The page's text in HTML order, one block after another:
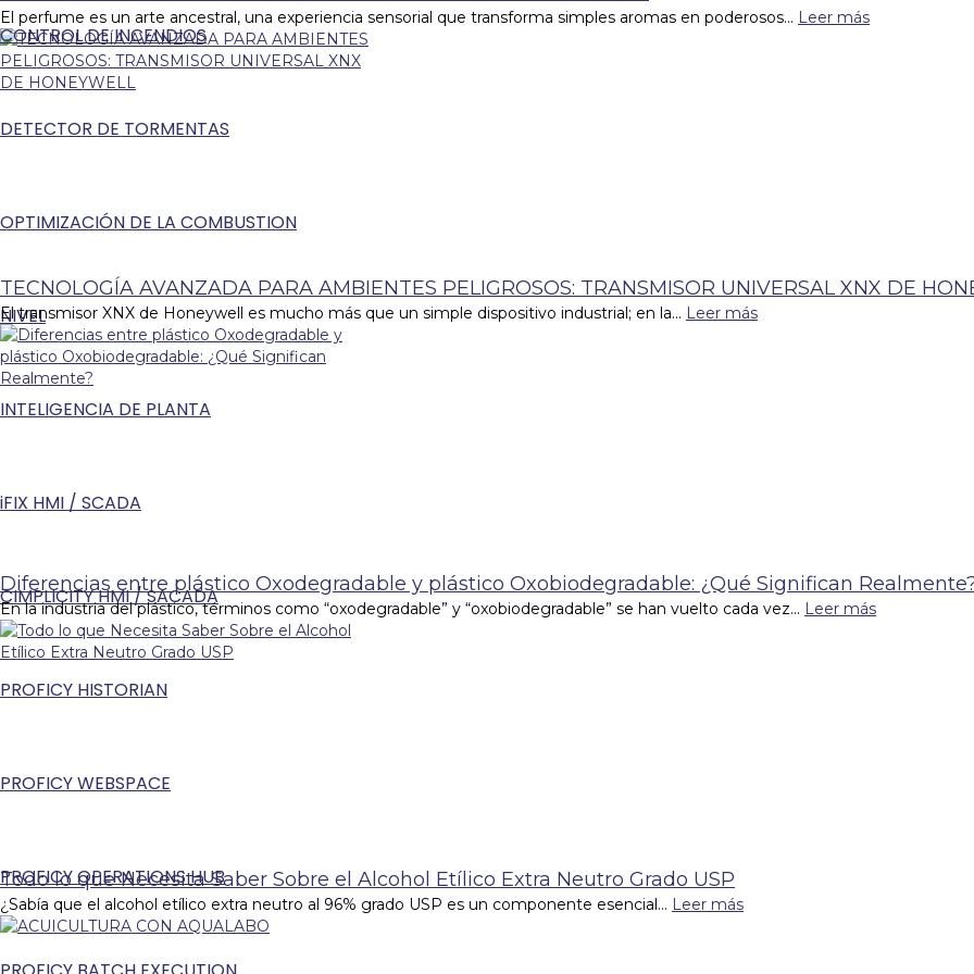
CONTROL DE INCENDIOS
DETECTOR DE TORMENTAS
OPTIMIZACIÓN DE LA COMBUSTION
NIVEL
INTELIGENCIA DE PLANTA
iFIX HMI / SCADA
CIMPLICITY HMI / SACADA
PROFICY HISTORIAN
PROFICY WEBSPACE
PROFICY OPERATIONS HUB
El perfume es un arte ancestral, una experiencia sensorial que transforma simples aromas en poderosos... Leer más
TECNOLOGÍA AVANZADA PARA AMBIENTES PELIGROSOS: TRANSMISOR UNIVERSAL XNX DE
El transmisor XNX de Honeywell es mucho más que un simple dispositivo industrial; en la... Leer más
Diferencias entre plástico Oxodegradable y plástico Oxobiodegradable: ¿Qué Significan
En la industria del plástico, términos como “oxodegradable” y “oxobiodegradable” se han vuelto cada vez... Leer más
Todo lo que Necesita Saber Sobre el Alcohol Etílico Extra Neutro Grado USP
¿Sabía que el alcohol etílico extra neutro al 96% grado USP es un componente esencial... Leer más